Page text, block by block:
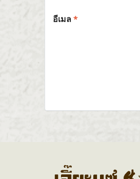
อีเมล*